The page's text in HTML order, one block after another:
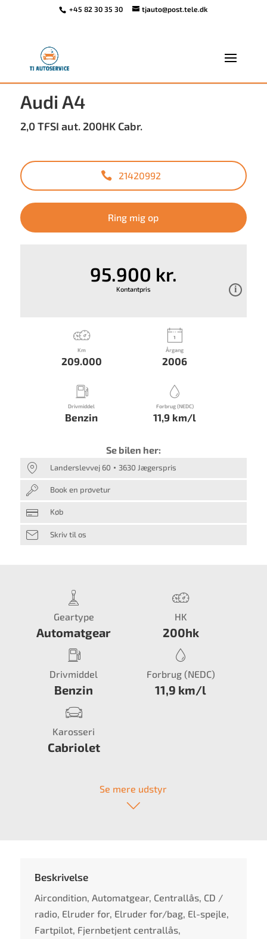
+45 82 30 35 30 tjauto@post.tele.dk
Tilbage til søgeresultat
Audi A4
2,0 TFSI aut. 200HK Cabr.
21420992
Ring mig op
95.900 kr.
Kontantpris
Km
209.000
Årgang
2006
Drivmiddel
Benzin
Forbrug (NEDC)
11,9 km/l
Se bilen her:
Landerslevvej 60 3630 Jægerspris
Book en prøvetur
Køb
Skriv til os
Geartype
Automatgear
HK
200hk
Drivmiddel
Benzin
Forbrug (NEDC)
11,9 km/l
Karosseri
Cabriolet
Se mere udstyr
Beskrivelse
Aircondition, Automatgear, Centrallås, CD /
radio, Elruder for, Elruder for/bag, El-spejle,
Fartpilot, Fjernbetjent centrallås,